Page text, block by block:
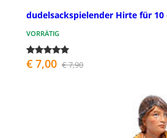
dudelsackspielender Hirte für
VORRÄTIG
€ 7,00 € 7,90